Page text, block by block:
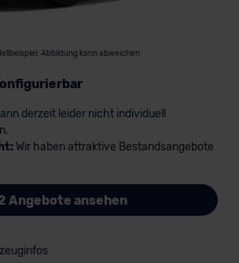
Abbildung kann abweichen
derzeit leider nicht individuell
Wir haben attraktive Bestandsangebote
Angebote ansehen